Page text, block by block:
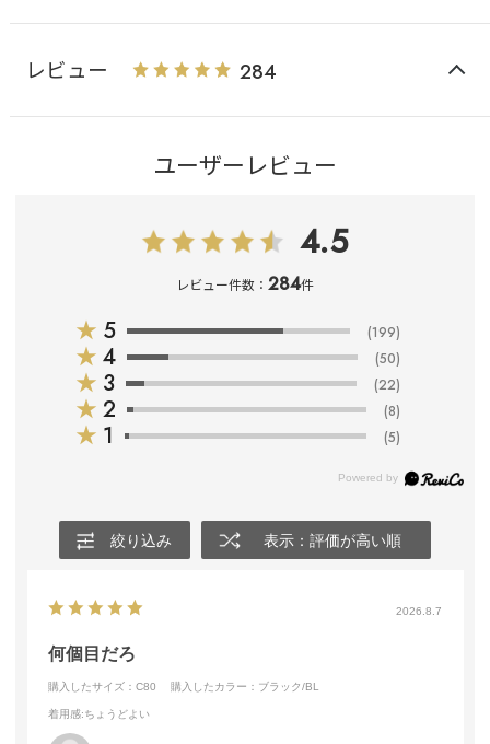
レビュー 284
ユーザーレビュー
4.5
レビュー件数： 284件
★ 5 (199)
★ 4 (50)
★ 3 (22)
★ 2 (8)
★ 1 (5)
絞り込み 表示：評価が高い順
2026.8.7
何個目だろ
購入したサイズ：C80 購入したカラー：ブラック/BL
着用感:ちょうどよい